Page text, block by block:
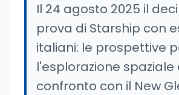
Il 24 agosto 2025 il
prova di Starship con
italiani: le prospettive
l'esplorazione spaziale
confronto con il New